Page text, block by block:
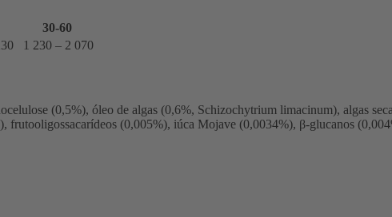
30-60
1 230 – 2 070
(0,5%), óleo de algas (0,6%, Schizochytrium limacinum), algas
frutooligossacarídeos (0,005%), iúca Mojave (0,0034%), β-glucanos